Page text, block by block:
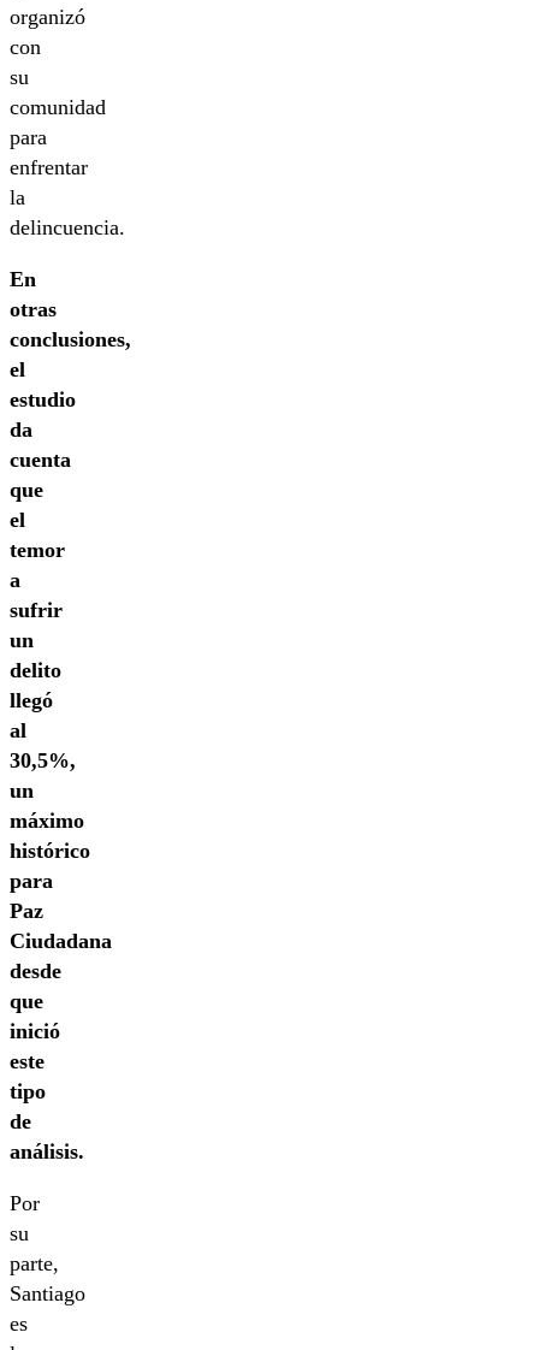
organizó
con
su
comunidad
para
enfrentar
la
delincuencia.
En
otras
conclusiones,
el
estudio
da
cuenta
que
el
temor
a
sufrir
un
delito
llegó
al
30,5%,
un
máximo
histórico
para
Paz
Ciudadana
desde
que
inició
este
tipo
de
análisis.
Por
su
parte,
Santiago
es